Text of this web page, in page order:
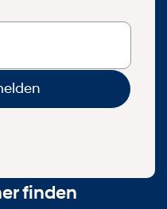
finden